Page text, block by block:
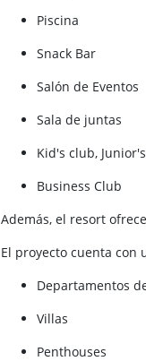
Piscina
Snack Bar
Salón de Eventos
Sala de juntas
Kid's club,
Business Club
Además, el resort
El proyecto cuenta con
Departamentos
Villas
Penthouses